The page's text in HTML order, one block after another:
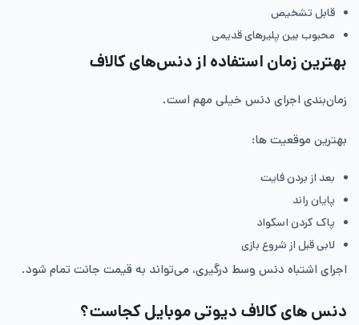
قابل تشخیص
محبوب بین پلیرهای قدیمی
بهترین زمان استفاده از دنس‌های کالاف
زمان‌بندی اجرای دنس خیلی مهم است.
بهترین موقعیت ها:
بعد از بردن فایت
پایان راند
پاک کردن اسکواد
لابی قبل از شروع بازی
اجرای اشتباه دنس وسط درگیری، می‌تواند به قیمت جانت تمام شود.
دنس های کالاف دیوتی موبایل کجاست؟